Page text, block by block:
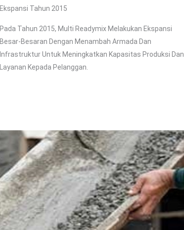
Ekspansi Tahun 2015
Pada Tahun 2015, Multi Readymix Melakukan Ekspansi
Besar-Besaran Dengan Menambah Armada Dan
Infrastruktur Untuk Meningkatkan Kapasitas Produksi Dan
Layanan Kepada Pelanggan.